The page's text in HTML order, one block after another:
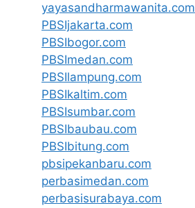
yayasandharmawanita.com
PBSIjakarta.com
PBSIbogor.com
PBSImedan.com
PBSIlampung.com
PBSIkaltim.com
PBSIsumbar.com
PBSIbaubau.com
PBSIbitung.com
pbsipekanbaru.com
perbasimedan.com
perbasisurabaya.com